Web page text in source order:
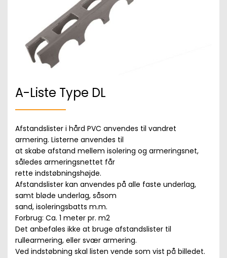
A-Liste Type DL
Afstandslister i hård PVC anvendes til vandret
armering. Listerne anvendes til
at skabe afstand mellem isolering og armeringsnet,
således armeringsnettet får
rette indstøbningshøjde.
Afstandslister kan anvendes på alle faste underlag,
samt bløde underlag, såsom
sand, isoleringsbatts m.m.
Forbrug: Ca. 1 meter pr. m2
Det anbefales ikke at bruge afstandslister til
rullearmering, eller svær armering.
Ved indstøbning skal listen vende som vist på billedet.